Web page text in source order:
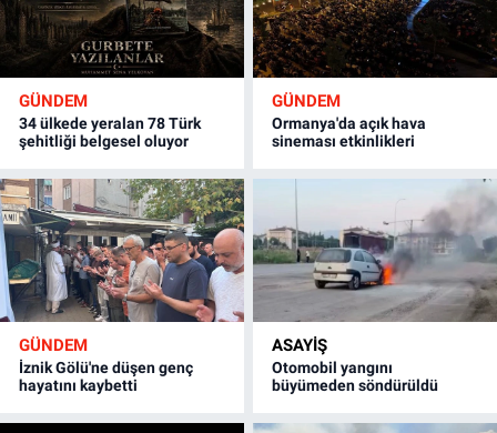
GÜNDEM
34 ülkede yeralan 78 Türk
şehitliği belgesel oluyor
GÜNDEM
Ormanya'da açık hava
sineması etkinlikleri
GÜNDEM
İznik Gölü'ne düşen genç
hayatını kaybetti
ASAYİŞ
Otomobil yangını
büyümeden söndürüldü